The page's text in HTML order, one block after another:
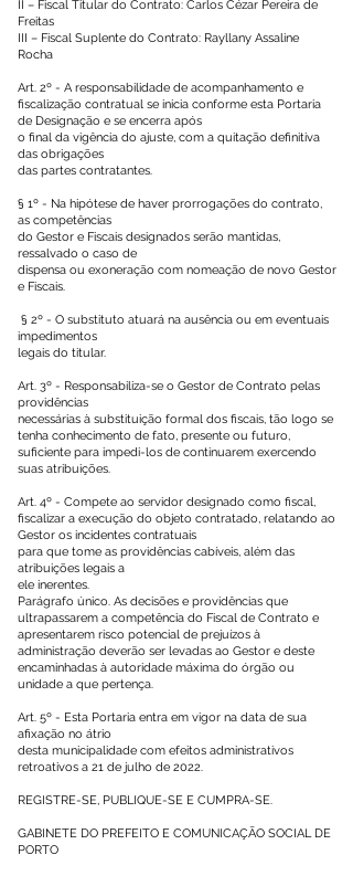
II – Fiscal Titular do Contrato: Carlos Cézar Pereira de
Freitas
III – Fiscal Suplente do Contrato: Rayllany Assaline
Rocha
Art. 2º - A responsabilidade de acompanhamento e
fiscalização contratual se inicia conforme esta Portaria
de Designação e se encerra após
o final da vigência do ajuste, com a quitação definitiva
das obrigações
das partes contratantes.
§ 1º - Na hipótese de haver prorrogações do contrato,
as competências
do Gestor e Fiscais designados serão mantidas,
ressalvado o caso de
dispensa ou exoneração com nomeação de novo Gestor
e Fiscais.
§ 2º - O substituto atuará na ausência ou em eventuais
impedimentos
legais do titular.
Art. 3º - Responsabiliza-se o Gestor de Contrato pelas
providências
necessárias à substituição formal dos fiscais, tão logo se
tenha conhecimento de fato, presente ou futuro,
suficiente para impedi-los de continuarem exercendo
suas atribuições.
Art. 4º - Compete ao servidor designado como fiscal,
fiscalizar a execução do objeto contratado, relatando ao
Gestor os incidentes contratuais
para que tome as providências cabíveis, além das
atribuições legais a
ele inerentes.
Parágrafo único. As decisões e providências que
ultrapassarem a competência do Fiscal de Contrato e
apresentarem risco potencial de prejuízos à
administração deverão ser levadas ao Gestor e deste
encaminhadas à autoridade máxima do órgão ou
unidade a que pertença.
Art. 5º - Esta Portaria entra em vigor na data de sua
afixação no átrio
desta municipalidade com efeitos administrativos
retroativos a 21 de julho de 2022.
REGISTRE-SE, PUBLIQUE-SE E CUMPRA-SE.
GABINETE DO PREFEITO E COMUNICAÇÃO SOCIAL DE
PORTO